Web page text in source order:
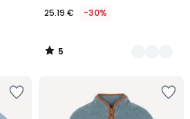
25.19 € -30%
5
/